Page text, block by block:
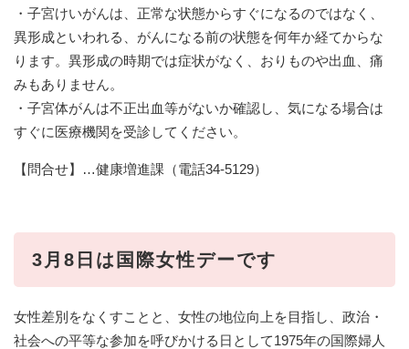
・子宮けいがんは、正常な状態からすぐになるのではなく、
異形成といわれる、がんになる前の状態を何年か経てからな
ります。異形成の時期では症状がなく、おりものや出血、痛
みもありません。
・子宮体がんは不正出血等がないか確認し、気になる場合は
すぐに医療機関を受診してください。
【問合せ】…健康増進課（電話34-5129）
3月8日は国際女性デーです
女性差別をなくすことと、女性の地位向上を目指し、政治・
社会への平等な参加を呼びかける日として1975年の国際婦人